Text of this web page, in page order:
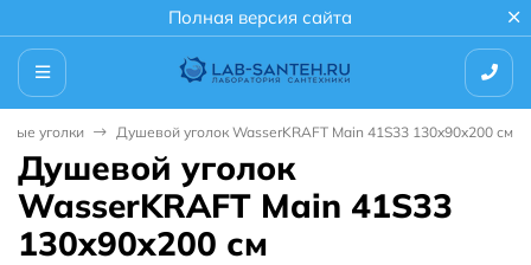
Полная версия сайта
уголки Душевой уголок WasserKRAFT Main 41S33 130x90x200 см
Душевой уголок
WasserKRAFT Main 41S33
130x90x200 см